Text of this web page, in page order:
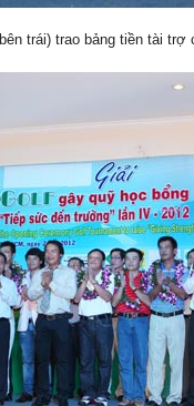
trái) trao bảng tiền tài